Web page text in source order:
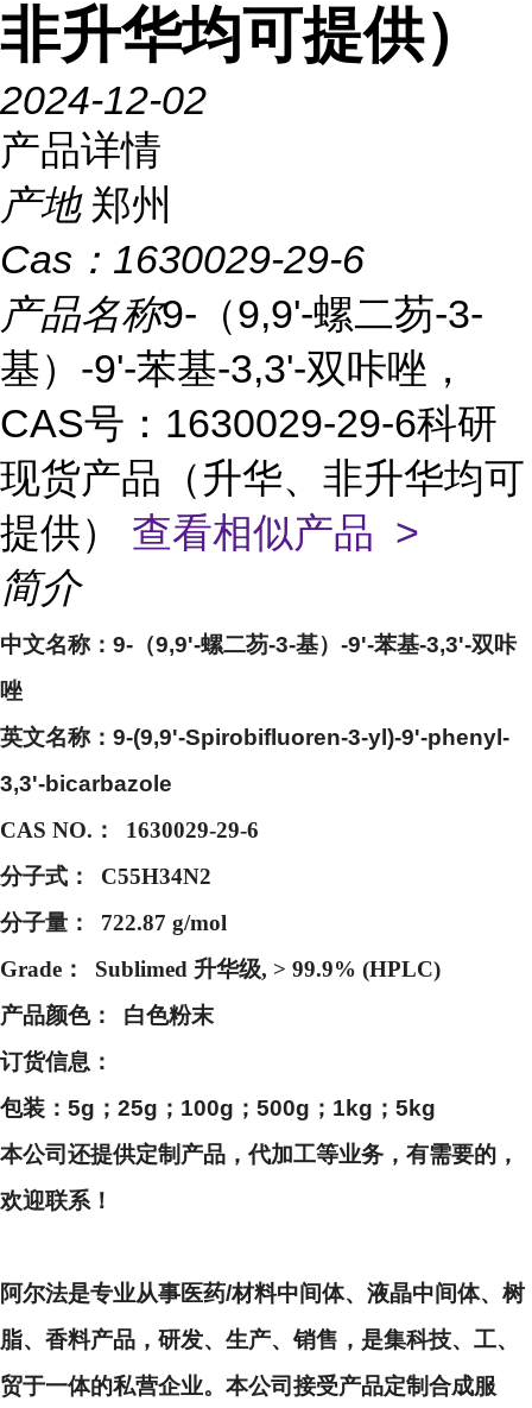
非升华均可提供）
2024-12-02
产品详情
产地 郑州
Cas： 1630029-29-6
产品名称9-（9,9'-螺二芴-3-
基）-9'-苯基-3,3'-双咔唑，
CAS号：1630029-29-6科研
现货产品（升华、非升华均可
提供） 查看相似产品 >
简介
中文名称： 9-（9,9'-螺二芴-3-基）-9'-苯基-3,3'-双咔
唑
英文名称： 9-(9,9'-Spirobifluoren-3-yl)-9'-phenyl-
3,3'-bicarbazole
CAS NO.：
1630029-29-6
分子式：
C55H34N2
分子量：
722.87 g/mol
Grade：
Sublimed 升华级, > 99.9% (HPLC)
产品颜色：
白色粉末
订货信息：
包装： 5g；25g；100g；500g；1kg；5kg
本公司还提供定制产品，代加工等业务，有需要的，
欢迎联系！
阿尔法是专业从事医药/材料中间体、液晶中间体、树
脂、香料产品，研发、生产、销售，是集科技、工、
贸于一体的私营企业。本公司接受产品定制合成服